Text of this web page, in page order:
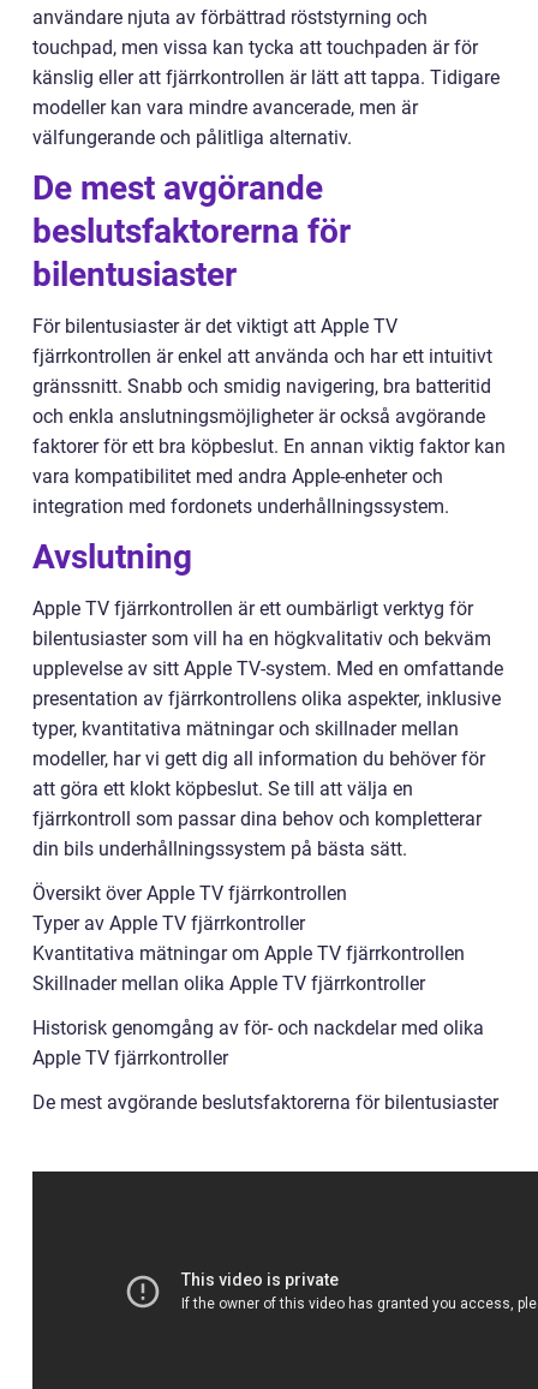
användare njuta av förbättrad röststyrning och
touchpad, men vissa kan tycka att touchpaden är för
känslig eller att fjärrkontrollen är lätt att tappa. Tidigare
modeller kan vara mindre avancerade, men är
välfungerande och pålitliga alternativ.
De mest avgörande
beslutsfaktorerna för
bilentusiaster
För bilentusiaster är det viktigt att Apple TV
fjärrkontrollen är enkel att använda och har ett intuitivt
gränssnitt. Snabb och smidig navigering, bra batteritid
och enkla anslutningsmöjligheter är också avgörande
faktorer för ett bra köpbeslut. En annan viktig faktor kan
vara kompatibilitet med andra Apple-enheter och
integration med fordonets underhållningssystem.
Avslutning
Apple TV fjärrkontrollen är ett oumbärligt verktyg för
bilentusiaster som vill ha en högkvalitativ och bekväm
upplevelse av sitt Apple TV-system. Med en omfattande
presentation av fjärrkontrollens olika aspekter, inklusive
typer, kvantitativa mätningar och skillnader mellan
modeller, har vi gett dig all information du behöver för
att göra ett klokt köpbeslut. Se till att välja en
fjärrkontroll som passar dina behov och kompletterar
din bils underhållningssystem på bästa sätt.
Översikt över Apple TV fjärrkontrollen
Typer av Apple TV fjärrkontroller
Kvantitativa mätningar om Apple TV fjärrkontrollen
Skillnader mellan olika Apple TV fjärrkontroller
Historisk genomgång av för- och nackdelar med olika
Apple TV fjärrkontroller
De mest avgörande beslutsfaktorerna för bilentusiaster